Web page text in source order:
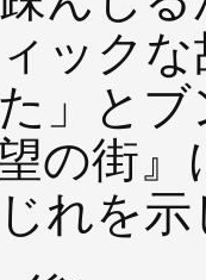
ィック
」と
の街
れを